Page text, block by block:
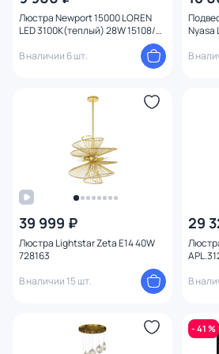
Люстра Newport 15000 LOREN
LED 3100K(теплый) 28W 15108/S
В наличии 6 шт.
Nyasa
В
39 999 ₽
Люстра Lightstar Zeta E14 40W
728163
В наличии 15 шт.
29
В
- 41 %
Количество ламп
Вид лампы
Цвет свечения
Тип помещения
Назначение
Вид рассеивателя